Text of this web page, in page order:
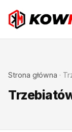
Strona główna ·